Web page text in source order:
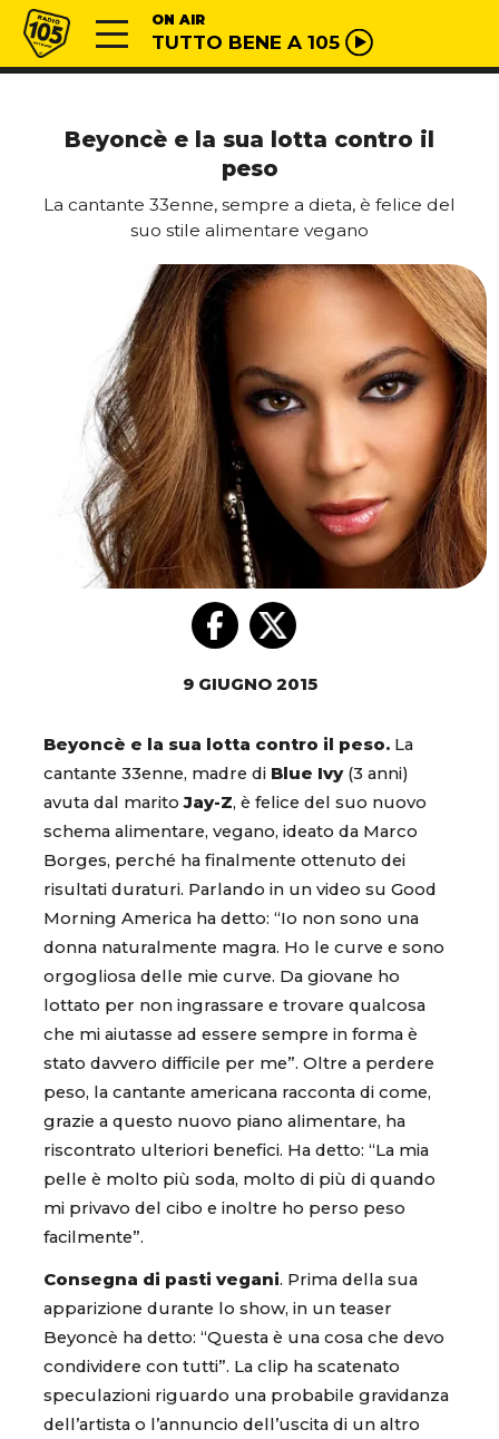
Vai al contenuto
Radio 105 ON AIR
TUTTO BENE A 105
Beyoncè e la sua lotta contro il
peso
La cantante 33enne, sempre a dieta, è felice del
suo stile alimentare vegano
9 GIUGNO 2015
Beyoncè e la sua lotta contro il peso. La
cantante 33enne, madre di Blue Ivy(3 anni)
avuta dal marito Jay-Z, è felice del suo nuovo
schema alimentare, vegano, ideato da Marco
Borges, perché ha finalmente ottenuto dei
risultati duraturi. Parlando in un video su Good
Morning America ha detto: “Io non sono una
donna naturalmente magra. Ho le curve e sono
orgogliosa delle mie curve. Da giovane ho
lottato per non ingrassare e trovare qualcosa
che mi aiutasse ad essere sempre in forma è
stato davvero difficile per me”. Oltre a perdere
peso, la cantante americana racconta di come,
grazie a questo nuovo piano alimentare, ha
riscontrato ulteriori benefici. Ha detto: “La mia
pelle è molto più soda, molto di più di quando
mi privavo del cibo e inoltre ho perso peso
facilmente”.
Consegna di pasti vegani. Prima della sua
apparizione durante lo show, in un teaser
Beyoncè ha detto: “Questa è una cosa che devo
condividere con tutti”. La clip ha scatenato
speculazioni riguardo una probabile gravidanza
dell’artista o l’annuncio dell’uscita di un altro